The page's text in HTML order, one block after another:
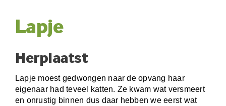
Lapje
Herplaatst
Lapje moest gedwongen naar de opvang haar
eigenaar had teveel katten. Ze kwam wat versmeert
en onrustig binnen dus daar hebben we eerst wat